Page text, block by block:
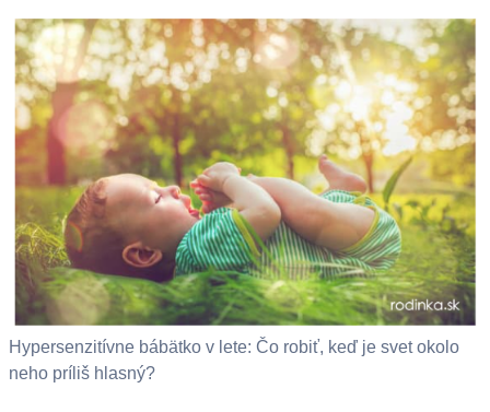
Hypersenzitívne bábätko v lete: Čo robiť, keď je svet okolo
neho príliš hlasný?